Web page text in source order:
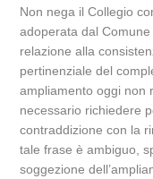
Non nega il Collegio
adoperata dal
relazione alla
pertinenziale del
ampliamento oggi non
necessario richiedere
contraddizione con la
tale frase è ambiguo,
soggezione